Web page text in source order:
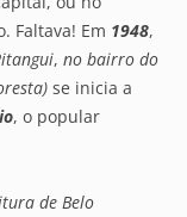
Faltava! Em 1948,
, no bairro do
se inicia a
, o popular
de Belo